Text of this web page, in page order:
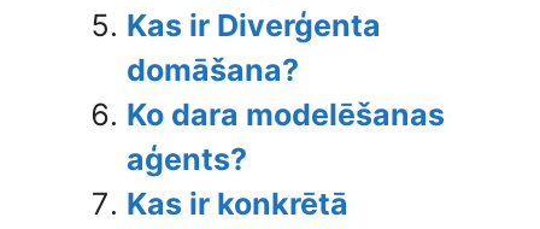
Kas ir Diverģenta
domāšana?
Ko dara modelēšanas
aģents?
Kas ir konkrētā